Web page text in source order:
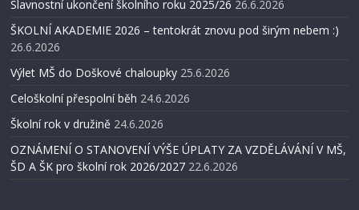
Slavnostní ukončení školního roku 2025/26 26.6.2026
ŠKOLNÍ AKADEMIE 2026 – tentokrát znovu pod širým nebem :)
26.6.2026
Výlet MŠ do Doškové chaloupky 25.6.2026
Celoškolní přespolní běh 24.6.2026
Školní rok v družině 24.6.2026
OZNÁMENÍ O STANOVENÍ VÝŠE ÚPLATY ZA VZDĚLÁVÁNÍ V MŠ,
ŠD A ŠK pro školní rok 2026/2027 22.6.2026